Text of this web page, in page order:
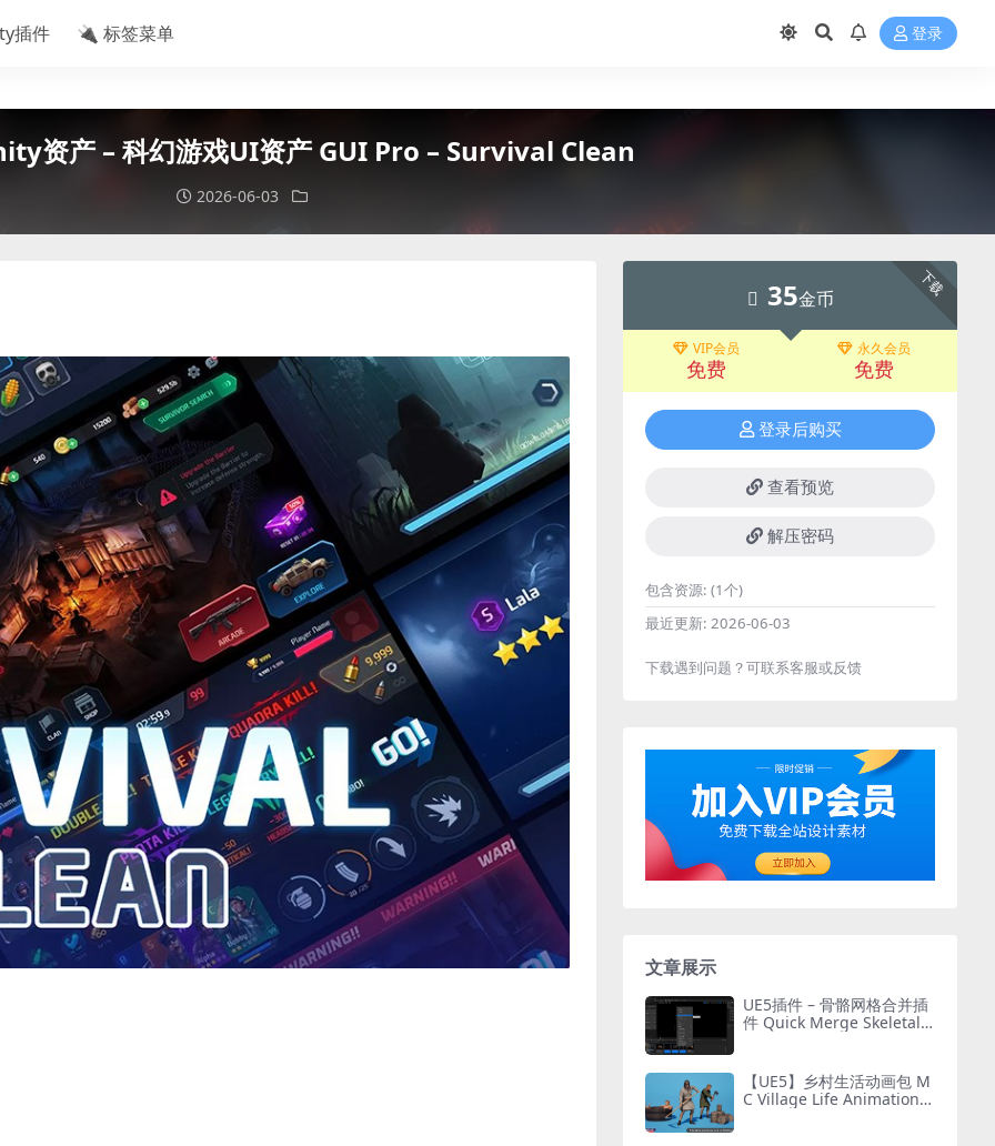
插件 🔌 标签菜单 登录
资产 – 科幻游戏UI资产 GUI Pro – Survival Clean
2026-06-03
下载
35金币
VIP会员
免费
永久会员
免费
登录后购买
查看预览
解压密码
包含资源: (1个)
最近更新: 2026-06-03
下载遇到问题？可联系客服或反馈
文章展示
UE5插件 – 骨骼网格合并插
件 Quick Merge Skeletal
【UE5】乡村生活动画包 M
C Village Life Animation P